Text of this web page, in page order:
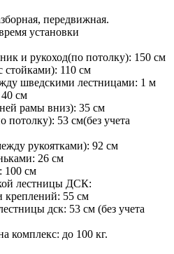
передвижная.
установки
и рукоход(по потолку): 150 см
стойками): 110 см
шведскими лестницами: 1 м
см
рамы вниз): 35 см
53 см(без учета
рукоятками): 92 см
26 см
100 см
лестницы ДСК:
55 см
дск: 53 см (без учета
комплекс: до 100 кг.